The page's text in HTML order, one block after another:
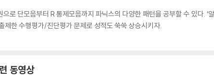
으로 단모음부터 R 통제모음까지 파닉스의 다양한 패턴을 공부할 수 있다.
제한 수행평가/진단평가 문제로 성적도 쑥쑥 상승시키자.
동영상